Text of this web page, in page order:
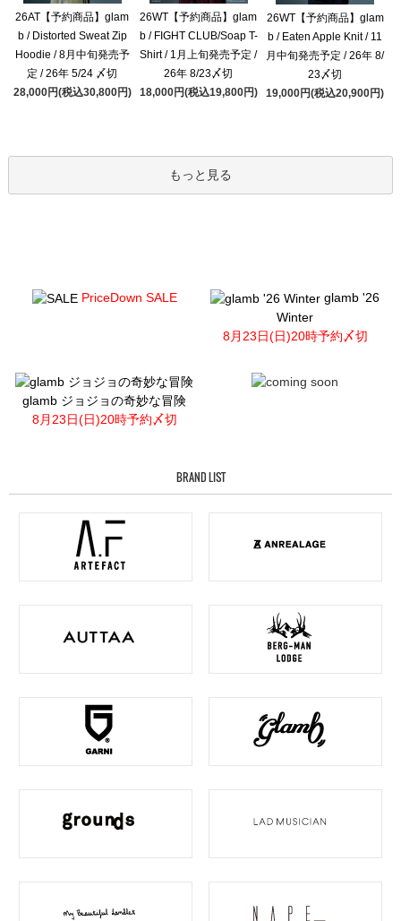
26AT【予約商品】glam
b / Distorted Sweat Zip
Hoodie / 8月中旬発売予
定 / 26年 5/24 〆切
28,000円(税込30,800円)
26WT【予約商品】glam
b / FIGHT CLUB/Soap T-
Shirt / 1月上旬発売予定 /
26年 8/23〆切
18,000円(税込19,800円)
26WT【予約商品】glam
b / Eaten Apple Knit / 11
月中旬発売予定 / 26年 8/
23〆切
19,000円(税込20,900円)
もっと見る
PriceDown SALE
glamb '26
Winter
8月23日(日)20時予約〆切
glamb ジョジョの奇妙な冒険
8月23日(日)20時予約〆切
BRAND LIST